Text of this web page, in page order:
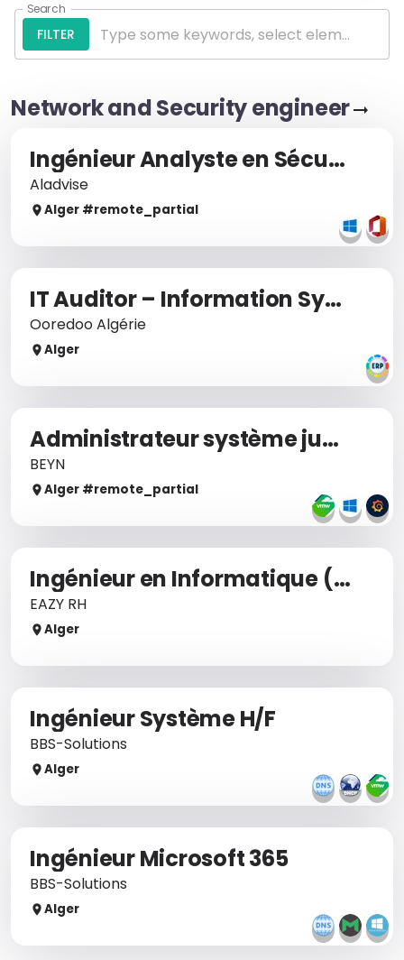
Search
FILTER
Network and Security engineer
Ingénieur Analyste en Sécurité de l'Information
Aladvise
Alger #remote_ partial
IT Auditor – Information Systems & IT Controls
Ooredoo Algérie
Alger
Administrateur système junior
BEYN
Alger #remote_ partial
Ingénieur en Informatique (Avant-Vente/Solutions)
EAZY RH
Alger
Ingénieur Système H/F
BBS-Solutions
Alger
Ingénieur Microsoft 365
BBS-Solutions
Alger